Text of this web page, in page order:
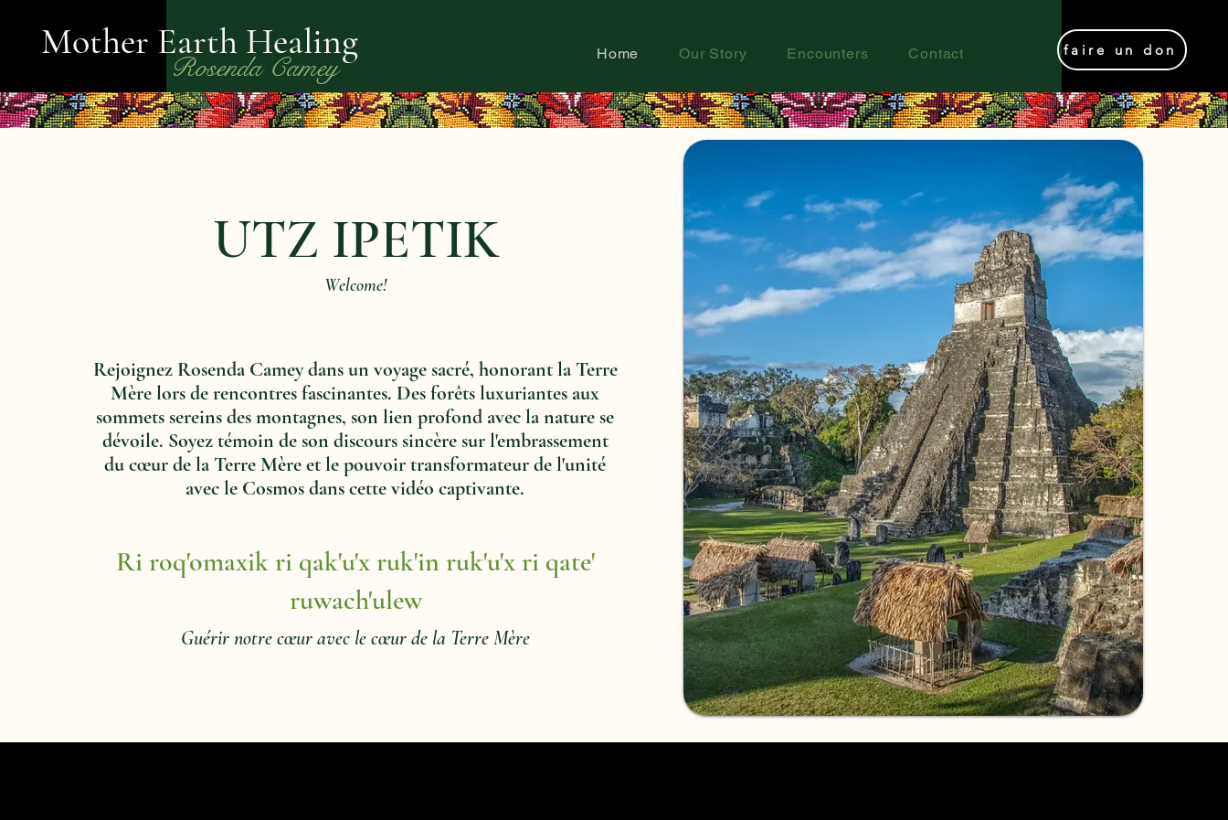
Mother Earth Healing
Rosenda Camey Home Our Story Encounters Contact faire un don
UTZ IPETIK
Welcome!
Rejoignez Rosenda Camey dans un voyage sacré, honorant la Terre
Mère lors de rencontres fascinantes. Des forêts luxuriantes aux
sommets sereins des montagnes, son lien profond avec la nature se
dévoile. Soyez témoin de son discours sincère sur l'embrassement
du cœur de la Terre Mère et le pouvoir transformateur de l'unité
avec le Cosmos dans cette vidéo captivante.
Ri roq'omaxik ri qak'u'x ruk'in ruk'u'x ri qate'
ruwach'ulew
Guérir notre cœur avec le cœur de la Terre Mère